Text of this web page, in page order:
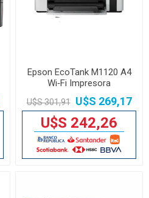
Epson EcoTank M1120 A4
Wi‑Fi Impresora
Monocromo
U$S 301,91 U$S 269,17
U$S 242,26